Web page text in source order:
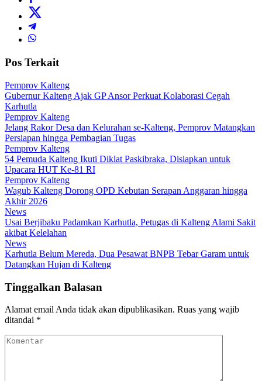
Pos Terkait
Pemprov Kalteng
Gubernur Kalteng Ajak GP Ansor Perkuat Kolaborasi Cegah
Karhutla
Pemprov Kalteng
Jelang Rakor Desa dan Kelurahan se-Kalteng, Pemprov Matangkan
Persiapan hingga Pembagian Tugas
Pemprov Kalteng
54 Pemuda Kalteng Ikuti Diklat Paskibraka, Disiapkan untuk
Upacara HUT Ke-81 RI
Pemprov Kalteng
Wagub Kalteng Dorong OPD Kebutan Serapan Anggaran hingga
Akhir 2026
News
Usai Berjibaku Padamkan Karhutla, Petugas di Kalteng Alami Sakit
akibat Kelelahan
News
Karhutla Belum Mereda, Dua Pesawat BNPB Tebar Garam untuk
Datangkan Hujan di Kalteng
Tinggalkan Balasan
Alamat email Anda tidak akan dipublikasikan. Ruas yang wajib
ditandai *